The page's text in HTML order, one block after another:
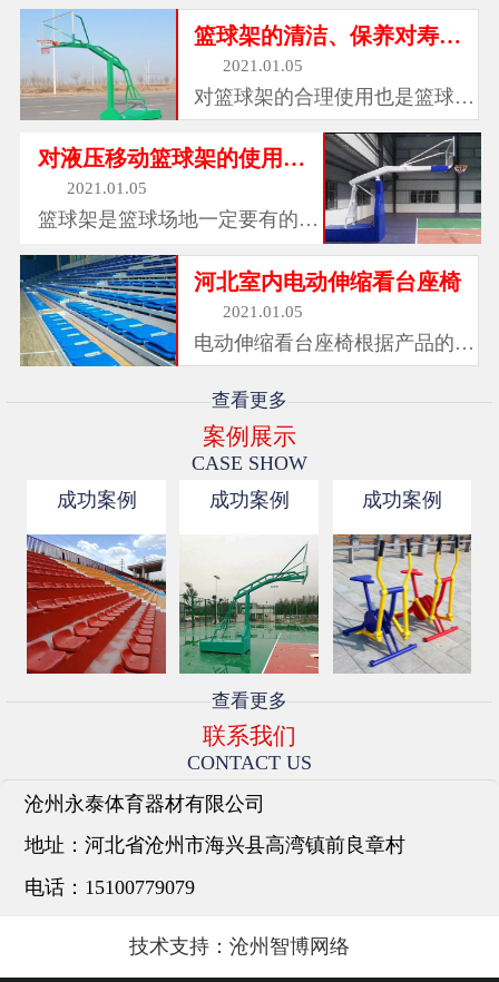
篮球架的清洁、保养对寿命也有很大影响
2021.01.05
对篮球架的合理使用也是篮球架
保养维护工作中的一部分，其中
篮板是球架当中较脆弱的局部，
使用的过程中是很容易被击穿
的，需禁止使用砖头等物击打篮
板。篮板在正常使用的情况...
对液压移动篮球架的使用您都了解吗
2021.01.05
篮球架是篮球场地一定要有的设
在篮球场两端的中央。目前 篮
球架 使用的有液压式、移动
式、固定式、吊式、海燕式、炮
式等等。不管使用哪种形式的篮
河北室内电动伸缩看台座椅
2021.01.05
电动伸缩看台座椅根据产品的型
号和材料不同，大致分为以下几
类：注塑座椅 可在此基础上简
单、快速安装；固定件坚固耐
用。 可以搭配注塑看台椅椅，
安装简易方便。伸缩看台与你...
查看更多
案例展示
CASE SHOW
成功案例
成功案例 成功案例
查看更多
联系我们
CONTACT US
沧州永泰体育器材有限公司
地址：河北省沧州市海兴县高湾镇前良章村
电话： 15100779079
技术支持： 沧州智博网络